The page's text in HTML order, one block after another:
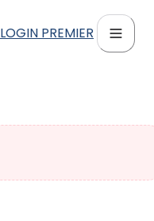
LOGIN PREMIER